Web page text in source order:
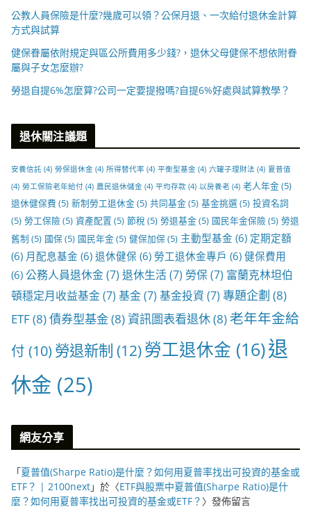
公教人員保險是什麼?幾歲可以領？公保月退、一次給付退休金計算
方式與試算
健保眷屬依附規定與區公所費用多少錢?，退休父母健保不想依附眷
屬與子女怎麼辦?
勞退自提6%怎麼算?公司一定要提撥嗎?自提6%好處與試算教學？
退休關注議題
安養信託 (4) 勞保退休金 (4) 所得替代率 (4) 平衡型基金 (4) 六罐子理財法 (4) 夏普值
(4) 勞工保險老年給付 (4) 農民退休儲金 (4) 平均存款 (4) 以房養老 (4) 老人年金(5)
退休健保費 (5) 新制勞工退休金(5) 共同基金(5) 基金挑選 (5) 投資名詞
(5) 勞工保險 (5) 資產配置 (5) 節稅 (5) 勞退基金(5) 國民年金保險 (5) 勞退
舊制 (5) 國保(5) 國民年金(5) 健保加保(5) 主動型基金 (6) 定期定額
(6) 月配息基金 (6) 退休健保 (6) 勞工退休金專戶 (6) 健保費用
(6) 公務人員退休金(7) 退休生活(7) 勞保(7) 富蘭克林坦伯
頓穩定月收益基金(7) 基金(7) 基金投資 (7) 專題企劃 (8)
ETF(8)債券型基金(8)資訊圖表看退休(8)老年年金給
付 (10) 勞退新制 (12)勞工退休金 (16)退
休金 (25)
網友分享
「夏普值(Sharpe Ratio)是什麼？如何用夏普率找出可投資的基金或
ETF？ | 2100next」於〈ETF與股票中夏普值(Sharpe Ratio)是什
麼？如何用夏普率找出可投資的基金或ETF？ 〉發佈留言